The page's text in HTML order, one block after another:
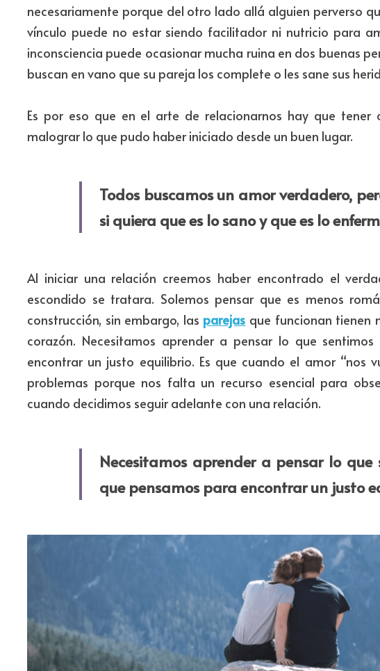
necesariamente porque del otro lado allá alguien perverso
vínculo puede no estar siendo facilitador ni nutricio para
inconsciencia puede ocasionar mucha ruina en dos buenas
buscan en vano que su pareja los complete o les sane sus
Es por eso que en el arte de relacionarnos hay que tener
malograr lo que pudo haber iniciado desde un buen lugar.
Todos buscamos un amor verdadero,
si quiera que es lo sano y que es lo
Al iniciar una relación creemos haber encontrado el
escondido se tratara. Solemos pensar que es menos
construcción, sin embargo, las parejas que funcionan tienen
corazón. Necesitamos aprender a pensar lo que
encontrar un justo equilibrio. Es que cuando el amor “nos
problemas porque nos falta un recurso esencial para
cuando decidimos seguir adelante con una relación.
Necesitamos aprender a pensar lo
que pensamos para encontrar un justo